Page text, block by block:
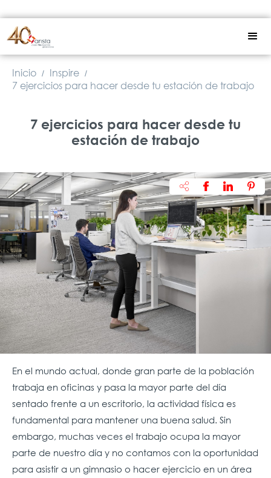
Inicio / Inspire /
7 ejercicios para hacer desde tu estación de trabajo
7 ejercicios para hacer desde tu
estación de trabajo
En el mundo actual, donde gran parte de la población
trabaja en oficinas y pasa la mayor parte del día
sentado frente a un escritorio, la actividad física es
fundamental para mantener una buena salud. Sin
embargo, muchas veces el trabajo ocupa la mayor
parte de nuestro día y no contamos con la oportunidad
para asistir a un gimnasio o hacer ejercicio en un área